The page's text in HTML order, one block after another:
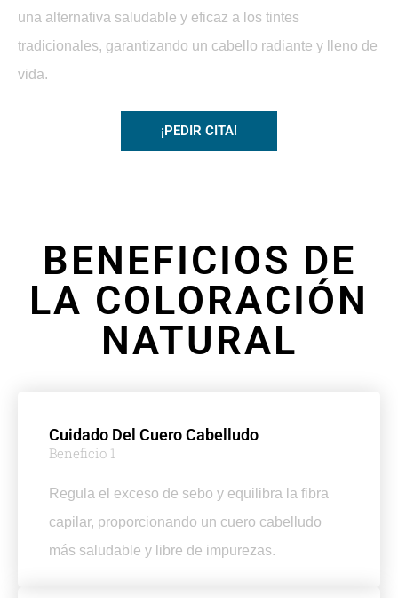
una alternativa saludable y eficaz a los tintes
tradicionales, garantizando un cabello radiante y lleno de
vida.
¡PEDIR CITA!
BENEFICIOS DE
LA COLORACIÓN
NATURAL
Cuidado Del Cuero Cabelludo
Beneficio 1
Regula el exceso de sebo y equilibra la fibra
capilar, proporcionando un cuero cabelludo
más saludable y libre de impurezas.